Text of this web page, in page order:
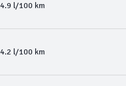
4.9 l/100 km
4.2 l/100 km